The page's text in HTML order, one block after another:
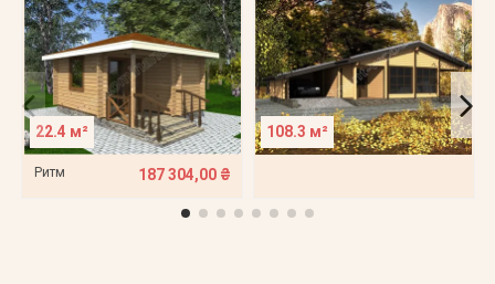
22.4 м²
Ритм 187 304,00 ₴
108.3 м²